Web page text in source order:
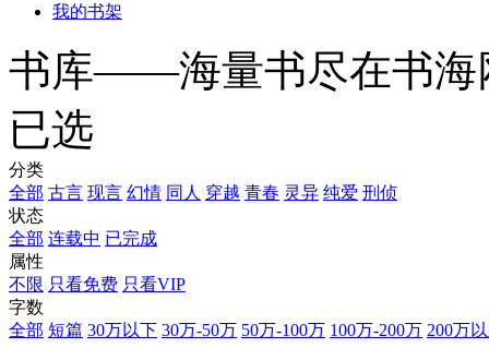
我的书架
书库——海量书尽在书海
已选
分类
全部 古言 现言 幻情 同人 穿越 青春 灵异 纯爱 刑侦
状态
全部 连载中 已完成
属性
不限 只看免费 只看VIP
字数
全部 短篇 30万以下 30万-50万 50万-100万 100万-200万 200万